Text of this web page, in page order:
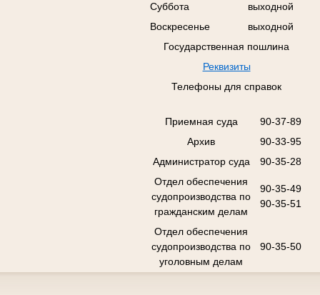
Суббота
выходной
Воскресенье
выходной
Государственная пошлина
Реквизиты
Телефоны для справок
Приемная суда
90-37-89
Архив
90-33-95
Администратор суда
90-35-28
Отдел обеспечения
судопроизводства по
гражданским делам
90-35-49
90-35-51
Отдел обеспечения
судопроизводства по
уголовным делам
90-35-50